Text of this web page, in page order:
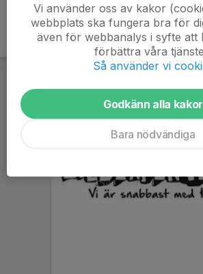
Vi använder oss av kakor
webbplats ska fungera bra för
även för webbanalys i syfte att
förbättra våra
Så använder vi
Godkänn alla kakor
Bara nödvändiga